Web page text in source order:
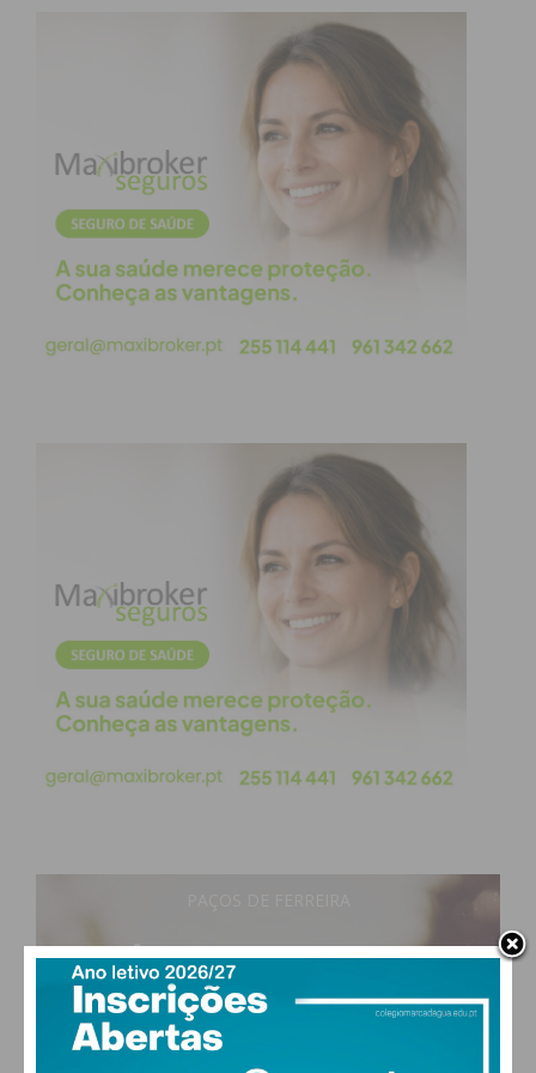
final, com o sorteio a ter lugar na sede da
Federação Belga de Futebol (RBFA), em Tubize, às
9h00 (Portugal Continental), no dia 26 de Abril. As
equipas que terminarem em quarto serão
despromovidas para a Liga B da ronda 1 de
2023/24.
Subscreva a newsletter do
Imediato
atualizada.
Eu li e concordo com os
termos e
condições
28°
clear sky
vento: 5m/s O
MAX 29 • MIN 28